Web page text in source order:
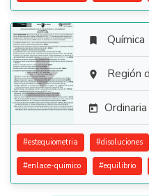

 Química
 Región

#estequiometria #disoluciones
#enlace-quimico #equilibrio